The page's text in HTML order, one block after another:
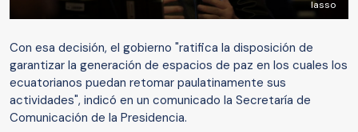
lasso
Con esa decisión, el gobierno "ratifica la disposición de
garantizar la generación de espacios de paz en los cuales los
ecuatorianos puedan retomar paulatinamente sus
actividades", indicó en un comunicado la Secretaría de
Comunicación de la Presidencia.